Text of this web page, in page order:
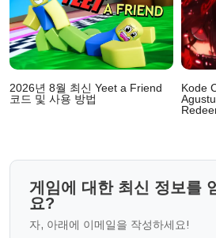
2026년 8월 최신 Yeet a Friend
코드 및 사용 방법
Kode
게임에 대한 최신 정보를
요?
자, 아래에 이메일을 작성하세요!